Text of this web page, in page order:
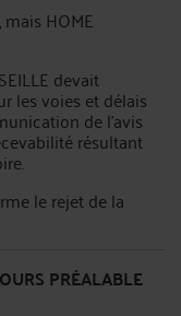
HOME
devait
les voies et délais
de l'avis
résultant
le rejet de la
PRÉALABLE